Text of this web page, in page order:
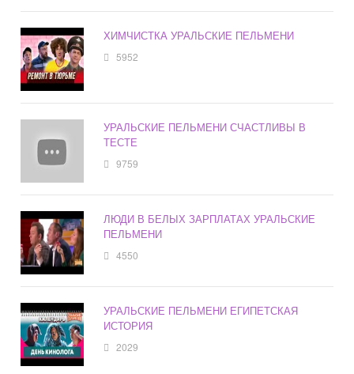
ХИМЧИСТКА УРАЛЬСКИЕ ПЕЛЬМЕНИ
5952
УРАЛЬСКИЕ ПЕЛЬМЕНИ СЧАСТЛИВЫ В
ТЕСТЕ
9759
ЛЮДИ В БЕЛЫХ ЗАРПЛАТАХ УРАЛЬСКИЕ
ПЕЛЬМЕНИ
4550
УРАЛЬСКИЕ ПЕЛЬМЕНИ ЕГИПЕТСКАЯ
ИСТОРИЯ
2029